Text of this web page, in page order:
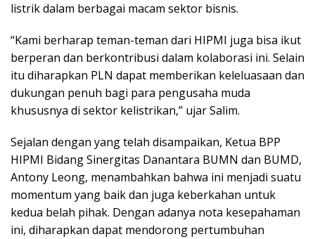
listrik dalam berbagai macam sektor bisnis.
“Kami berharap teman-teman dari HIPMI juga bisa ikut
berperan dan berkontribusi dalam kolaborasi ini. Selain
itu diharapkan PLN dapat memberikan keleluasaan dan
dukungan penuh bagi para pengusaha muda
khususnya di sektor kelistrikan,” ujar Salim.
Sejalan dengan yang telah disampaikan, Ketua BPP
HIPMI Bidang Sinergitas Danantara BUMN dan BUMD,
Antony Leong, menambahkan bahwa ini menjadi suatu
momentum yang baik dan juga keberkahan untuk
kedua belah pihak. Dengan adanya nota kesepahaman
ini, diharapkan dapat mendorong pertumbuhan